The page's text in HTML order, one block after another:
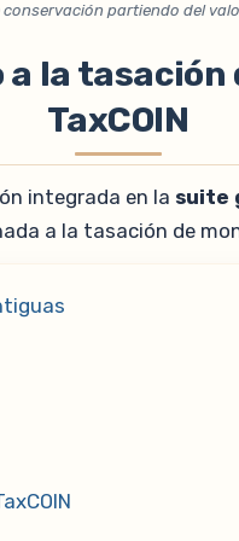
partiendo del
la
TaxCOIN
integrada en la suite
a la tasación de